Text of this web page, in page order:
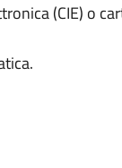
(CIE) o